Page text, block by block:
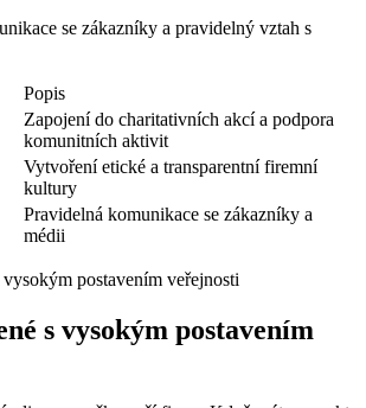
se zákazníky a pravidelný vztah s
Popis
Zapojení do charitativních akcí a podpora
komunitních aktivit
Vytvoření etické a transparentní firemní
kultury
Pravidelná komunikace se zákazníky a
médii
s vysokým postavením